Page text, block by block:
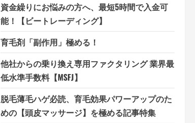
資金繰りにお悩みの方へ、最短5時間で入金可
能！【ビートレーディング】
育毛剤「副作用」極める！
他社からの乗り換え専用ファクタリング 業界最
低水準手数料【MSFJ】
脱毛薄毛ハゲ必読、育毛効果パワーアップのた
めの【頭皮マッサージ】を極める記事特集